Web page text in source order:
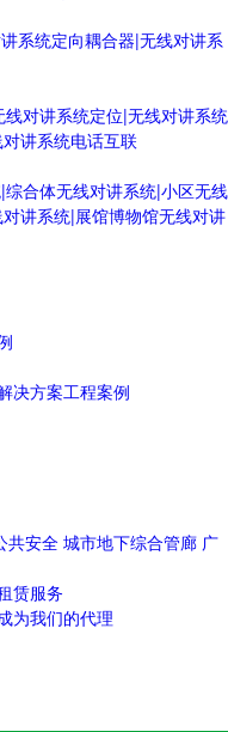
共安全 城市地下综合管廊 广
赁服务
为我们的代理